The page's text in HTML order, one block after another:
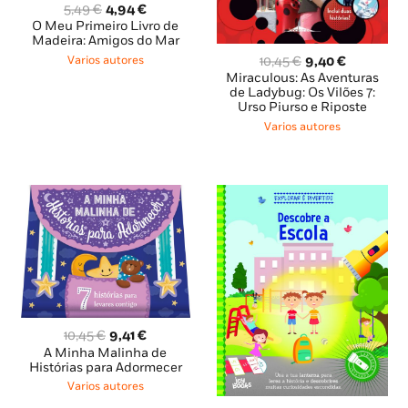
5,49€ O
preço
original
era:
4,94€O
preço
atual
O Meu Primeiro Livro de
Madeira: Amigos do Mar
Varios autores 10,45€ O
preço
original
era:
10,45 €.
9,40€O
preço
atual
é:
Miraculous: As Aventuras
de Ladybug: Os Vilões 7:
Urso Piurso e Riposte
Varios autores
10,45€ O
preço
original
era:
9,41€O
preço
atual
A Minha Malinha de
Histórias para Adormecer
Varios autores